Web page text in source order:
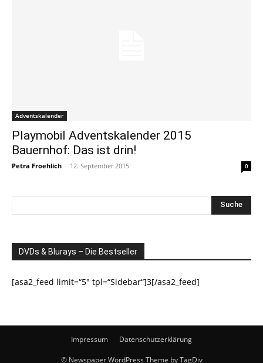
Adventskalender
Playmobil Adventskalender 2015
Bauernhof: Das ist drin!
Petra Froehlich - 12. September 2015 0
DVDs & Blurays – Die Bestseller
[asa2_feed limit=“5″ tpl=“Sidebar“]3[/asa2_feed]
Impressum Datenschutzerklärung
© Newspaper WordPress Theme by TagDiv